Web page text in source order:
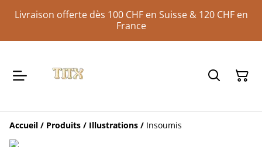
Livraison offerte dès 100 CHF en Suisse & 120 CHF en
France
Accueil / Produits / Illustrations / Insoumis